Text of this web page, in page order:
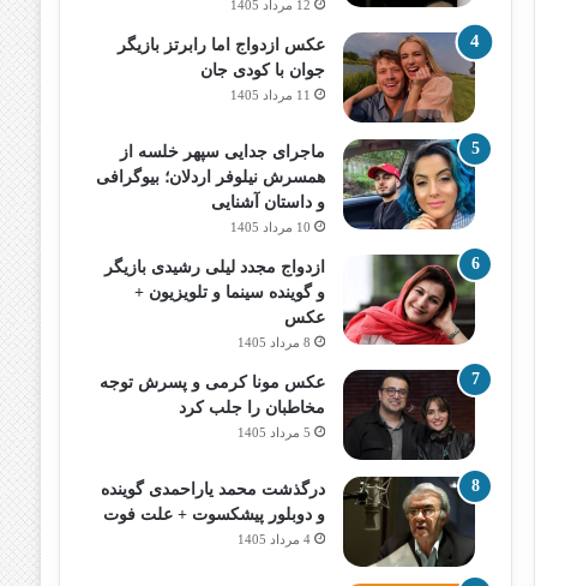
12 مرداد 1405
عکس ازدواج اما رابرتز بازیگر
جوان با کودی جان
11 مرداد 1405
ماجرای جدایی سپهر خلسه از
همسرش نیلوفر اردلان؛ بیوگرافی
و داستان آشنایی
10 مرداد 1405
ازدواج مجدد لیلی رشیدی بازیگر
و گوینده سینما و تلویزیون +
عکس
8 مرداد 1405
عکس مونا کرمی و پسرش توجه
مخاطبان را جلب کرد
5 مرداد 1405
درگذشت محمد یاراحمدی گوینده
و دوبلور پیشکسوت + علت فوت
4 مرداد 1405